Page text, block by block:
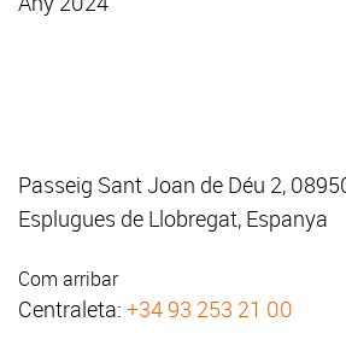
Passeig Sant Joan de Déu 2,
Esplugues de Llobregat, Espanya
Com arribar
Centraleta: +34 93 253 21 00